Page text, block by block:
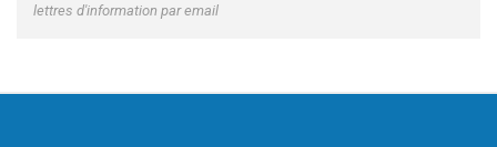
lettres d'information par email